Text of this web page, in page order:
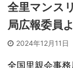
全里マンス
局広報委員
2024年12月11日
全国里親会事